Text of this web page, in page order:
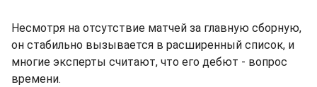
Несмотря на отсутствие матчей за главную сборную,
он стабильно вызывается в расширенный список, и
многие эксперты считают, что его дебют - вопрос
времени.